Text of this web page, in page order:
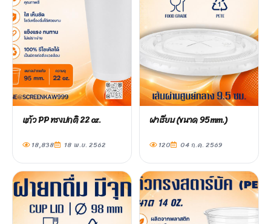
แก้ว PP ทรงปกติ 22 oz.
18,838 18 พ.ย. 2562
ฝาเรียบ (ขนาด 95mm.)
120 04 ก.ค. 2569